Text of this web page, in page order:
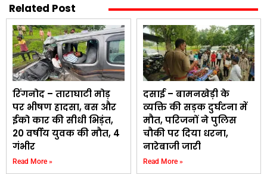
Related Post
रिंगनोद – ताराघाटी मोड़
पर भीषण हादसा, बस और
ईको कार की सीधी भिड़ंत,
20 वर्षीय युवक की मौत, 4
गंभीर
Read More »
दसाई – बामनखेड़ी के
व्यक्ति की सड़क दुर्घटना में
मौत, परिजनों ने पुलिस
चौकी पर दिया धरना,
नारेबाजी जारी
Read More »